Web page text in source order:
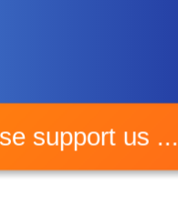
support us ...